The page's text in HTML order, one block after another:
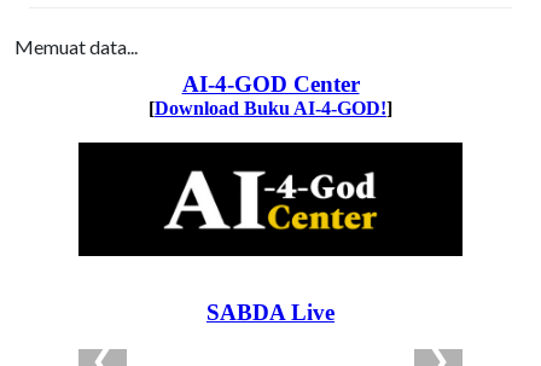
Memuat data...